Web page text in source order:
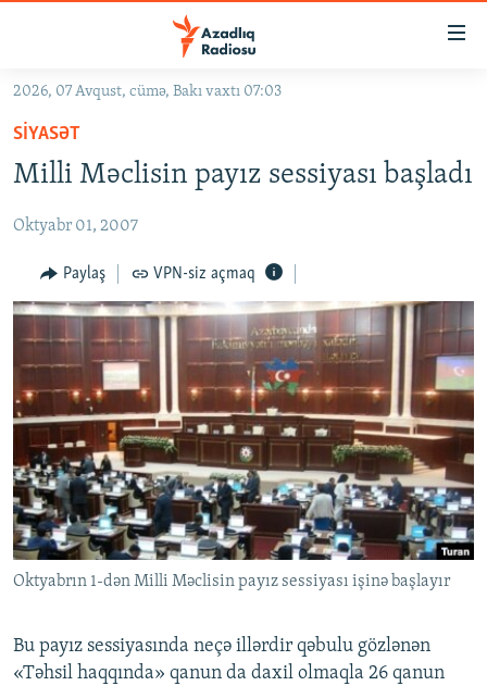
Əsas
qayıt
Əsas
qayıt
GÜNDƏM
#İZAHLA
#ƏSLINDƏ
FƏRQƏ BAX
QANUNI DOĞRU
ARAŞDIRMA
MULTIMEDIA
VIDEO
FOTOQALEREYA
İNFOQRAFIKA
KARIKATURA
RADIO ARXIV
OXU ZALI
AZƏRBAYCAN ƏDƏBIYYATI KITABXANASI
İSLAM VƏ DEMOKRATIYA
İZ - MƏDƏNIYYƏT PROQRAMI
HAQQIMIZDA
MISSIYAMIZ
PEŞƏ ETIKASI VƏ JURNALISTIKA STANDARTLARIMIZ
MATERIALLARIMIZDAN ISTIFADƏ
BIZIMLƏ ƏLAQƏ
BIZI IZLƏ
2026, 07 Avqust, cümə, Bakı vaxtı 07:03
SIYASƏT
Milli Məclisin payız sessiyası başladı
Oktyabr 01, 2007
Paylaş VPN-siz açmaq
Oktyabrın 1-dən Milli Məclisin payız sessiyası işinə başlayır
Bu payız sessiyasında neçə illərdir qəbulu gözlənən
«Təhsil haqqında» qanun da daxil olmaqla 26 qanun